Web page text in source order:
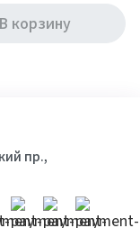
В корзину
пр.,